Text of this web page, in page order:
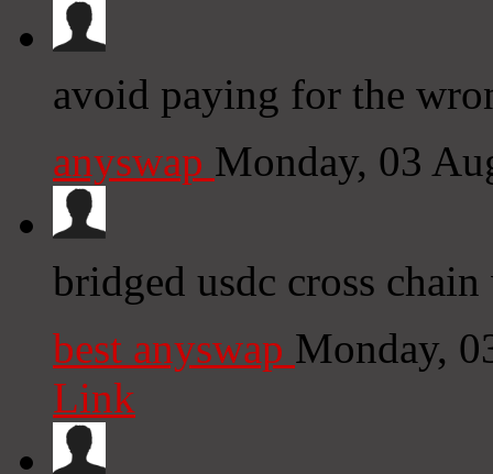
avoid paying for the
anyswap Monday, 03
bridged usdc cross
best anyswap Monday,
Link